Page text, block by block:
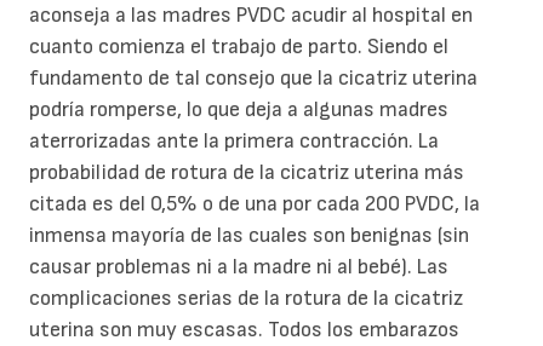
aconseja a las madres PVDC acudir al hospital en
cuanto comienza el trabajo de parto. Siendo el
fundamento de tal consejo que la cicatriz uterina
podría romperse, lo que deja a algunas madres
aterrorizadas ante la primera contracción. La
probabilidad de rotura de la cicatriz uterina más
citada es del 0,5% o de una por cada 200 PVDC, la
inmensa mayoría de las cuales son benignas (sin
causar problemas ni a la madre ni al bebé). Las
complicaciones serias de la rotura de la cicatriz
uterina son muy escasas. Todos los embarazos